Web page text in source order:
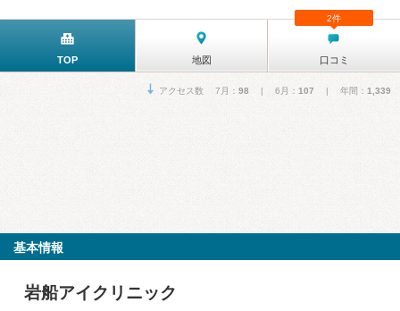
TOP 地図 口コミ
2件
アクセス数 7月： 98 | 6月： 107 | 年間： 1,339
基本情報
岩船アイクリニック